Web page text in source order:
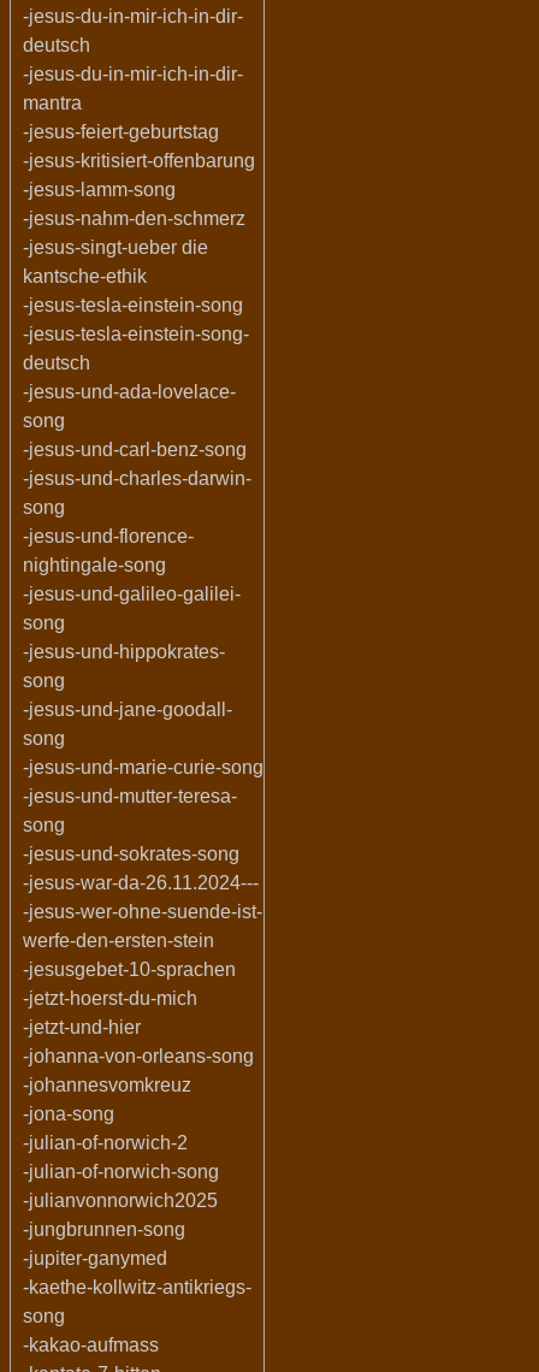
-jesus-du-in-mir-ich-in-dir-
deutsch
-jesus-du-in-mir-ich-in-dir-
mantra
-jesus-feiert-geburtstag
-jesus-kritisiert-offenbarung
-jesus-lamm-song
-jesus-nahm-den-schmerz
-jesus-singt-ueber die
kantsche-ethik
-jesus-tesla-einstein-song
-jesus-tesla-einstein-song-
deutsch
-jesus-und-ada-lovelace-
song
-jesus-und-carl-benz-song
-jesus-und-charles-darwin-
song
-jesus-und-florence-
nightingale-song
-jesus-und-galileo-galilei-
song
-jesus-und-hippokrates-
song
-jesus-und-jane-goodall-
song
-jesus-und-marie-curie-song
-jesus-und-mutter-teresa-
song
-jesus-und-sokrates-song
-jesus-war-da-26.11.2024---
-jesus-wer-ohne-suende-ist-
werfe-den-ersten-stein
-jesusgebet-10-sprachen
-jetzt-hoerst-du-mich
-jetzt-und-hier
-johanna-von-orleans-song
-johannesvomkreuz
-jona-song
-julian-of-norwich-2
-julian-of-norwich-song
-julianvonnorwich2025
-jungbrunnen-song
-jupiter-ganymed
-kaethe-kollwitz-antikriegs-
song
-kakao-aufmass